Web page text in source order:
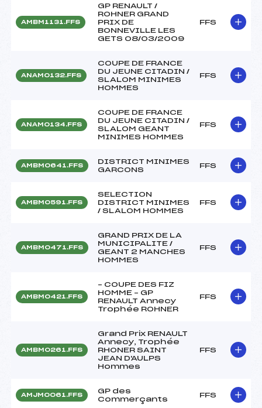
AMBM1131.FFS
GP RENAULT /
ROHNER GRAND
PRIX DE
BONNEVILLE LES
GETS 08/03/2009
FFS
ANAM0132.FFS
COUPE DE FRANCE
DU JEUNE CITADIN /
SLALOM MINIMES
HOMMES
FFS
ANAM0134.FFS
COUPE DE FRANCE
DU JEUNE CITADIN /
SLALOM GEANT
MINIMES HOMMES
FFS
AMBM0641.FFS
DISTRICT MINIMES
GARCONS
FFS
AMBM0591.FFS
SELECTION
DISTRICT MINIMES
/ SLALOM HOMMES
FFS
AMBM0471.FFS
GRAND PRIX DE LA
MUNICIPALITE /
GEANT 2 MANCHES
HOMMES
FFS
AMBM0421.FFS
– COUPE DES FIZ
HOMME – GP
RENAULT Annecy
Trophée ROHNER
FFS
AMBM0261.FFS
Grand Prix RENAULT
Annecy, Trophée
RHONER SAINT
JEAN D'AULPS
Hommes
FFS
AMJM0061.FFS
GP des
Commerçants
FFS